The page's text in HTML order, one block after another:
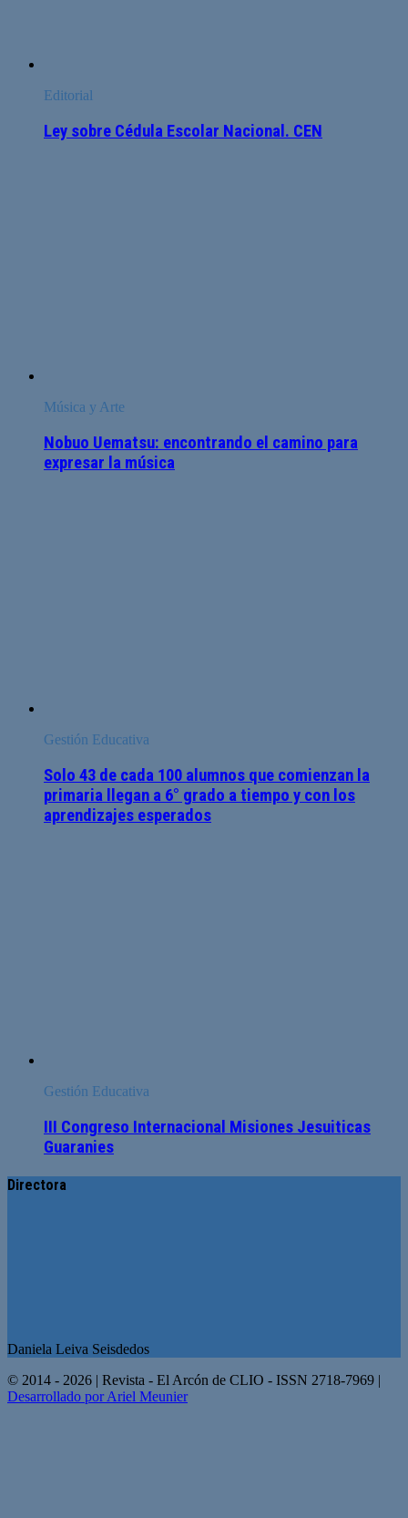
Editorial
Ley sobre Cédula Escolar Nacional. CEN
Música y Arte
Nobuo Uematsu: encontrando el camino para
expresar la música
Gestión Educativa
Solo 43 de cada 100 alumnos que comienzan la
primaria llegan a 6° grado a tiempo y con los
aprendizajes esperados
Gestión Educativa
III Congreso Internacional Misiones Jesuiticas
Guaranies
Directora
Daniela Leiva Seisdedos
© 2014 - 2026 | Revista - El Arcón de CLIO - ISSN 2718-7969 |
Desarrollado por Ariel Meunier